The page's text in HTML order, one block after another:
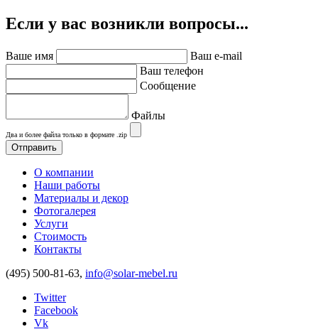
Если у вас возникли вопросы...
Ваше имя
Ваш e-mail
Ваш телефон
Сообщение
Файлы
Два и более файла только в формате .zip
О компании
Наши работы
Материалы и декор
Фотогалерея
Услуги
Стоимость
Контакты
(495) 500-81-63, info@solar-mebel.ru
Twitter
Facebook
Vk